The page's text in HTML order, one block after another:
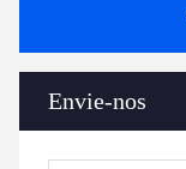
Envie-nos